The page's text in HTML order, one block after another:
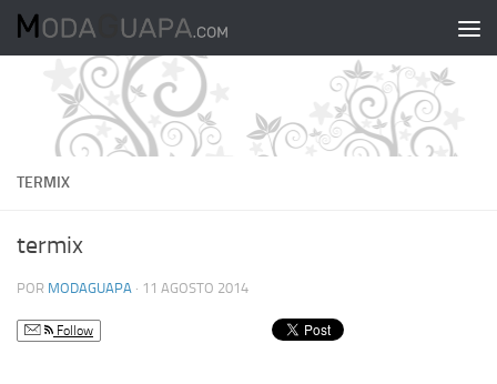
Saltar al contenido
TERMIX
termix
POR MODAGUAPA · 11 AGOSTO 2014
Follow